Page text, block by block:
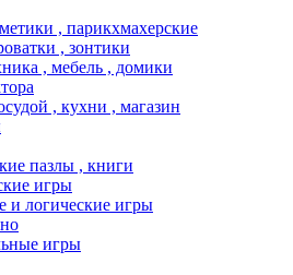
, парикхмахерские
, зонтики
, мебель , домики
, кухни , магазин
пазлы , книги
игры
и логические игры
игры